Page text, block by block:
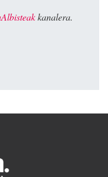
kanalera.